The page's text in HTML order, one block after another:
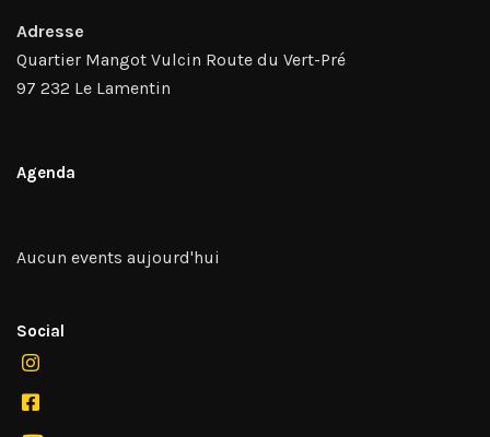
Adresse
Quartier Mangot Vulcin Route du Vert-Pré
97 232 Le Lamentin
Agenda
Aucun events aujourd'hui
Social